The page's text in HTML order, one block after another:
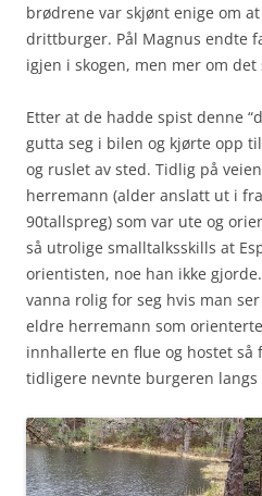
brødrene var skjønt enige om
drittburger. Pål Magnus endte
igjen i skogen, men mer om det
Etter at de hadde spist denne
gutta seg i bilen og kjørte opp
og ruslet av sted. Tidlig på
herremann (alder anslatt ut i
90tallspreg) som var ute og
så utrolige smalltalksskills at
orientisten, noe han ikke
vanna rolig for seg hvis man
eldre herremann som
innhallerte en flue og hostet
tidligere nevnte burgeren langs